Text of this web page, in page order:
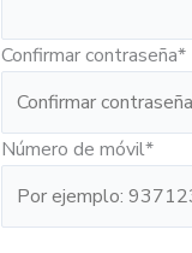
Confirmar contraseña*
Número de móvil*